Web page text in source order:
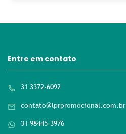
Entre em contato
31 3372-6092
contato@lprpromocional.com.br
31 98445-3976